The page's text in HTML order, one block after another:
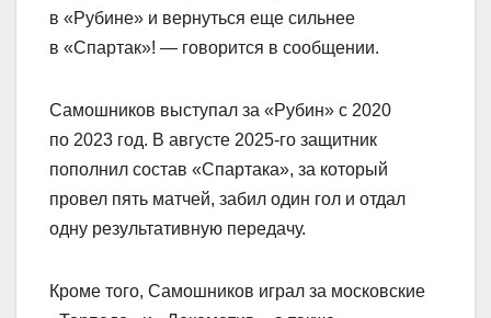
в «Рубине» и вернуться еще сильнее
в «Спартак»! — говорится в сообщении.
Самошников выступал за «Рубин» с 2020
по 2023 год. В августе 2025‑го защитник
пополнил состав «Спартака», за который
провел пять матчей, забил один гол и отдал
одну результативную передачу.
Кроме того, Самошников играл за московские